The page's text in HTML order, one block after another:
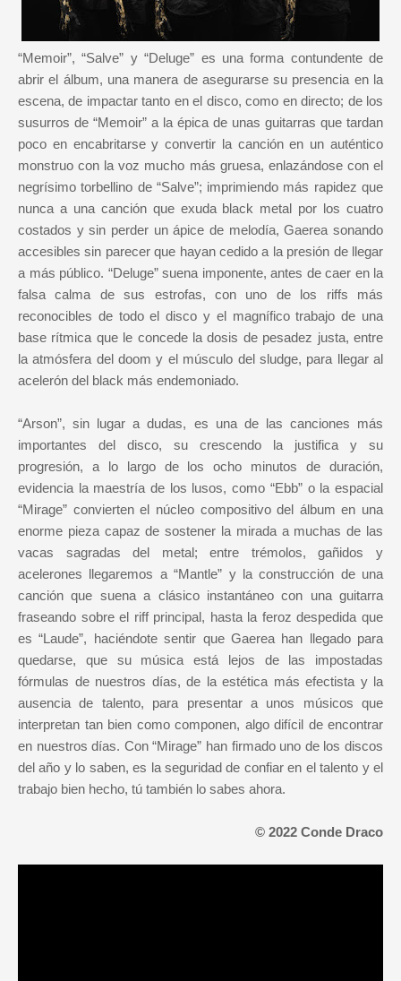
“Memoir”, “Salve” y “Deluge” es una forma contundente de
abrir el álbum, una manera de asegurarse su presencia en la
escena, de impactar tanto en el disco, como en directo; de los
susurros de “Memoir” a la épica de unas guitarras que tardan
poco en encabritarse y convertir la canción en un auténtico
monstruo con la voz mucho más gruesa, enlazándose con el
negrísimo torbellino de “Salve”; imprimiendo más rapidez que
nunca a una canción que exuda black metal por los cuatro
costados y sin perder un ápice de melodía, Gaerea sonando
accesibles sin parecer que hayan cedido a la presión de llegar
a más público. “Deluge” suena imponente, antes de caer en la
falsa calma de sus estrofas, con uno de los riffs más
reconocibles de todo el disco y el magnífico trabajo de una
base rítmica que le concede la dosis de pesadez justa, entre
la atmósfera del doom y el músculo del sludge, para llegar al
acelerón del black más endemoniado.
“Arson”, sin lugar a dudas, es una de las canciones más
importantes del disco, su crescendo la justifica y su
progresión, a lo largo de los ocho minutos de duración,
evidencia la maestría de los lusos, como “Ebb” o la espacial
“Mirage” convierten el núcleo compositivo del álbum en una
enorme pieza capaz de sostener la mirada a muchas de las
vacas sagradas del metal; entre trémolos, gañidos y
acelerones llegaremos a “Mantle” y la construcción de una
canción que suena a clásico instantáneo con una guitarra
fraseando sobre el riff principal, hasta la feroz despedida que
es “Laude”, haciéndote sentir que Gaerea han llegado para
quedarse, que su música está lejos de las impostadas
fórmulas de nuestros días, de la estética más efectista y la
ausencia de talento, para presentar a unos músicos que
interpretan tan bien como componen, algo difícil de encontrar
en nuestros días. Con “Mirage” han firmado uno de los discos
del año y lo saben, es la seguridad de confiar en el talento y el
trabajo bien hecho, tú también lo sabes ahora.
© 2022 Conde Draco